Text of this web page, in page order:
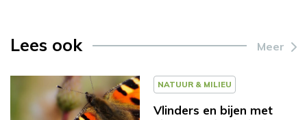
Lees ook Meer
NATUUR & MILIEU
Vlinders en bijen met